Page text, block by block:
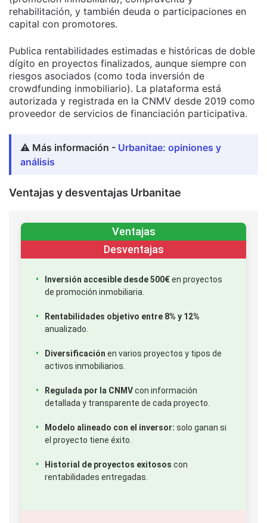
rehabilitación, y también deuda o participaciones en
capital con promotores.
Publica rentabilidades estimadas e históricas de doble
dígito en proyectos finalizados, aunque siempre con
riesgos asociados (como toda inversión de
crowdfunding inmobiliario). La plataforma está
autorizada y registrada en la CNMV desde 2019 como
proveedor de servicios de financiación participativa.
⚠️ Más información - Urbanitae: opiniones y
análisis
Ventajas y desventajas Urbanitae
Ventajas
Desventajas
Inversión accesible desde 500€en proyectos
de promoción inmobiliaria.
Rentabilidades objetivo entre 8% y 12%
anualizado.
Diversificación en varios proyectos y tipos de
activos inmobiliarios.
Regulada por la CNMVcon información
detallada y transparente de cada proyecto.
Modelo alineado con el inversor: solo ganan si
el proyecto tiene éxito.
Historial de proyectos exitosos con
rentabilidades entregadas.